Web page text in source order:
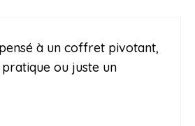
à un coffret pivotant,
ou juste un